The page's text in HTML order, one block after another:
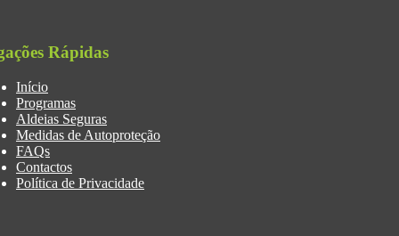
Rápidas
Início
Programas
Aldeias Seguras
Medidas de Autoproteção
FAQs
Contactos
Política de Privacidade